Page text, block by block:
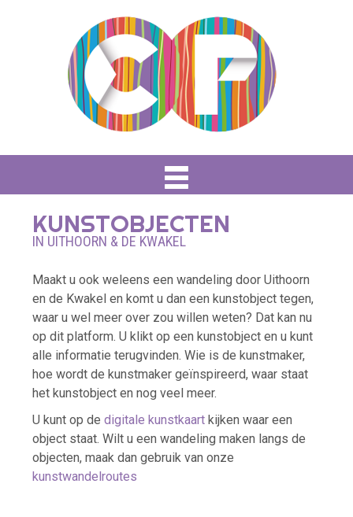
KUNSTOBJECTEN
IN UITHOORN & DE KWAKEL
Maakt u ook weleens een wandeling door Uithoorn
en de Kwakel en komt u dan een kunstobject tegen,
waar u wel meer over zou willen weten? Dat kan nu
op dit platform. U klikt op een kunstobject en u kunt
alle informatie terugvinden. Wie is de kunstmaker,
hoe wordt de kunstmaker geïnspireerd, waar staat
het kunstobject en nog veel meer.
U kunt op de digitale kunstkaartkijken waar een
object staat. Wilt u een wandeling maken langs de
objecten, maak dan gebruik van onze
kunstwandelroutes